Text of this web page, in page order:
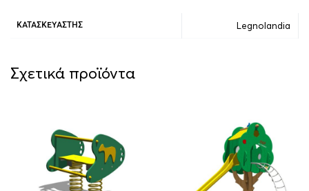
ΚΑΤΑΣΚΕΥΑΣΤΉΣ Legnolandia
Σχετικά προϊόντα